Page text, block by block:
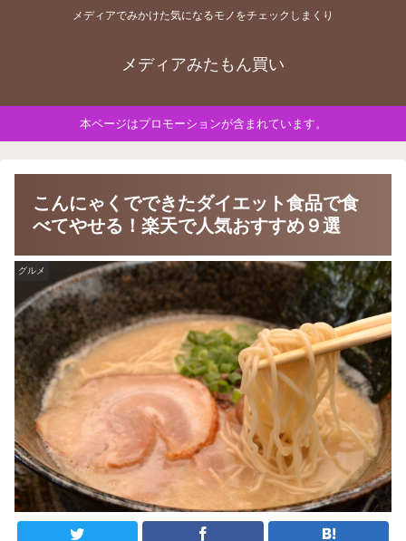
メディアでみかけた気になるモノをチェックしまくり
メディアみたもん買い
本ページはプロモーションが含まれています。
こんにゃくでできたダイエット食品で食
べてやせる！楽天で人気おすすめ９選
グルメ